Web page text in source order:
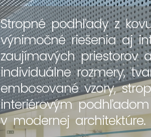
Stropné podhľady z
výnimočné riešenia aj
zaujímavých priestorov
individuálne rozmery,
embosované vzory,
interiérovým
v modernej architektúre.